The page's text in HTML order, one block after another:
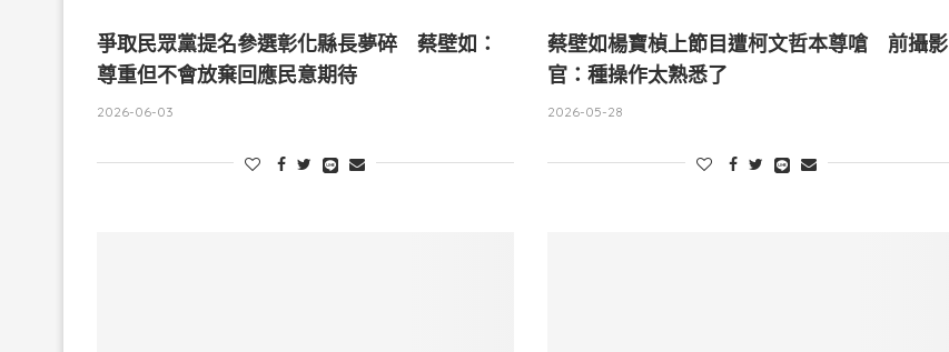
爭取民眾黨提名參選彰化縣長夢碎 蔡壁如：
尊重但不會放棄回應民意期待
2026-06-03
蔡壁如楊寶楨上節目遭柯文哲本尊嗆 前攝影
官：種操作太熟悉了
2026-05-28